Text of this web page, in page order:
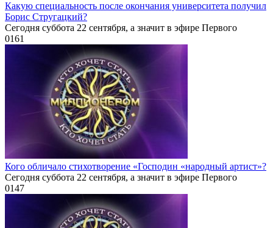
Какую специальность после окончания университета получил
Борис Стругацкий?
Сегодня суббота 22 сентября, а значит в эфире Первого
0161
Кого обличало стихотворение «Господин «народный артист»?
Сегодня суббота 22 сентября, а значит в эфире Первого
0147